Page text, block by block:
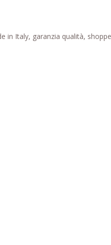
in Italy, garanzia qualità,